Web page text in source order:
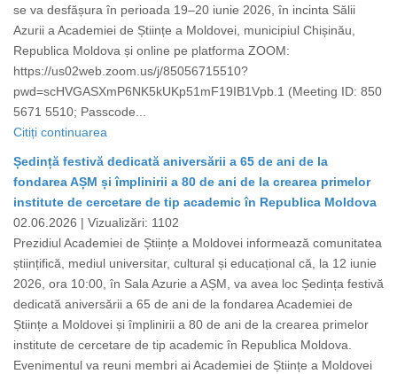
se va desfășura în perioada 19–20 iunie 2026, în incinta Sălii
Azurii a Academiei de Științe a Moldovei, municipiul Chișinău,
Republica Moldova și online pe platforma ZOOM:
https://us02web.zoom.us/j/85056715510?
pwd=scHVGASXmP6NK5kUKp51mF19IB1Vpb.1 (Meeting ID: 850
5671 5510; Passcode...
Citiți continuarea
Ședință festivă dedicată aniversării a 65 de ani de la
fondarea AȘM și împlinirii a 80 de ani de la crearea primelor
institute de cercetare de tip academic în Republica Moldova
02.06.2026 | Vizualizări: 1102
Prezidiul Academiei de Științe a Moldovei informează comunitatea
științifică, mediul universitar, cultural și educațional că, la 12 iunie
2026, ora 10:00, în Sala Azurie a AȘM, va avea loc Ședința festivă
dedicată aniversării a 65 de ani de la fondarea Academiei de
Științe a Moldovei și împlinirii a 80 de ani de la crearea primelor
institute de cercetare de tip academic în Republica Moldova.
Evenimentul va reuni membri ai Academiei de Științe a Moldovei